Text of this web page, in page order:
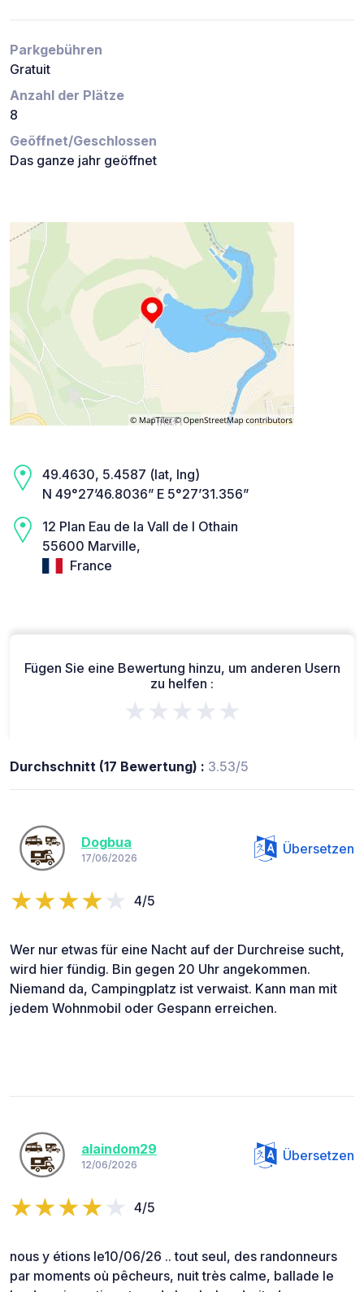
Parkgebühren
Gratuit
Anzahl der Plätze
8
Geöffnet/Geschlossen
Das ganze jahr geöffnet
49.4630, 5.4587 (lat, lng)
N 49°27’46.8036” E 5°27’31.356”
12 Plan Eau de la Vall de l Othain
55600 Marville,
France
Fügen Sie eine Bewertung hinzu, um anderen Usern
zu helfen :
★★★★★
Durchschnitt (17 Bewertung) : 3.53/5
Dogbua
17/06/2026
Übersetzen
4/5
Wer nur etwas für eine Nacht auf der Durchreise sucht,
wird hier fündig. Bin gegen 20 Uhr angekommen.
Niemand da, Campingplatz ist verwaist. Kann man mit
jedem Wohnmobil oder Gespann erreichen.
alaindom29
12/06/2026
Übersetzen
4/5
nous y étions le10/06/26 .. tout seul, des randonneurs
par moments où pêcheurs, nuit très calme, ballade le